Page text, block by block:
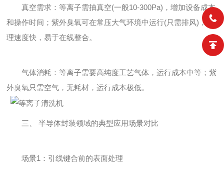
真空需求：等离子需抽真空(一般10-300Pa)，增加设备成本
和操作时间；紫外臭氧可在常压大气环境中运行(只需排风)，处
理速度快，易于在线整合。
气体消耗：等离子需要高纯度工艺气体，运行成本中等；紫
外臭氧只需空气，无耗材，运行成本极低。
三、 半导体封装领域的典型应用场景对比
场景1：引线键合前的表面处理